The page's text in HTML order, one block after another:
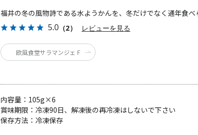
福井の冬の風物詩である水ようかんを、冬だけでなく通年食べ
5.0 （2） レビューを見る
内容量： 105g×6
賞味期限： 冷凍90日、解凍後の再冷凍はしないで下さい
保存方法： 冷凍保存
欧風食堂サラマンジェ F